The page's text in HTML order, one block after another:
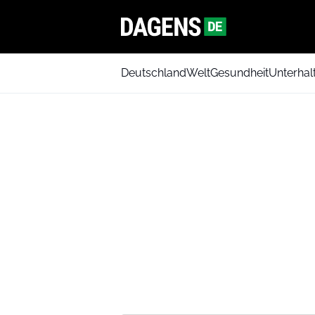
DeutschlandWeltGesundheit